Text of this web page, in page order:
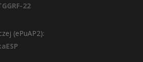
22
(ePuAP2):